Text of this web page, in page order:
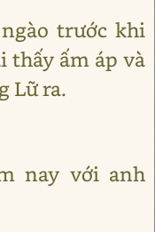
trước khi
thấy ấm áp và
Lữ ra.
nay với anh